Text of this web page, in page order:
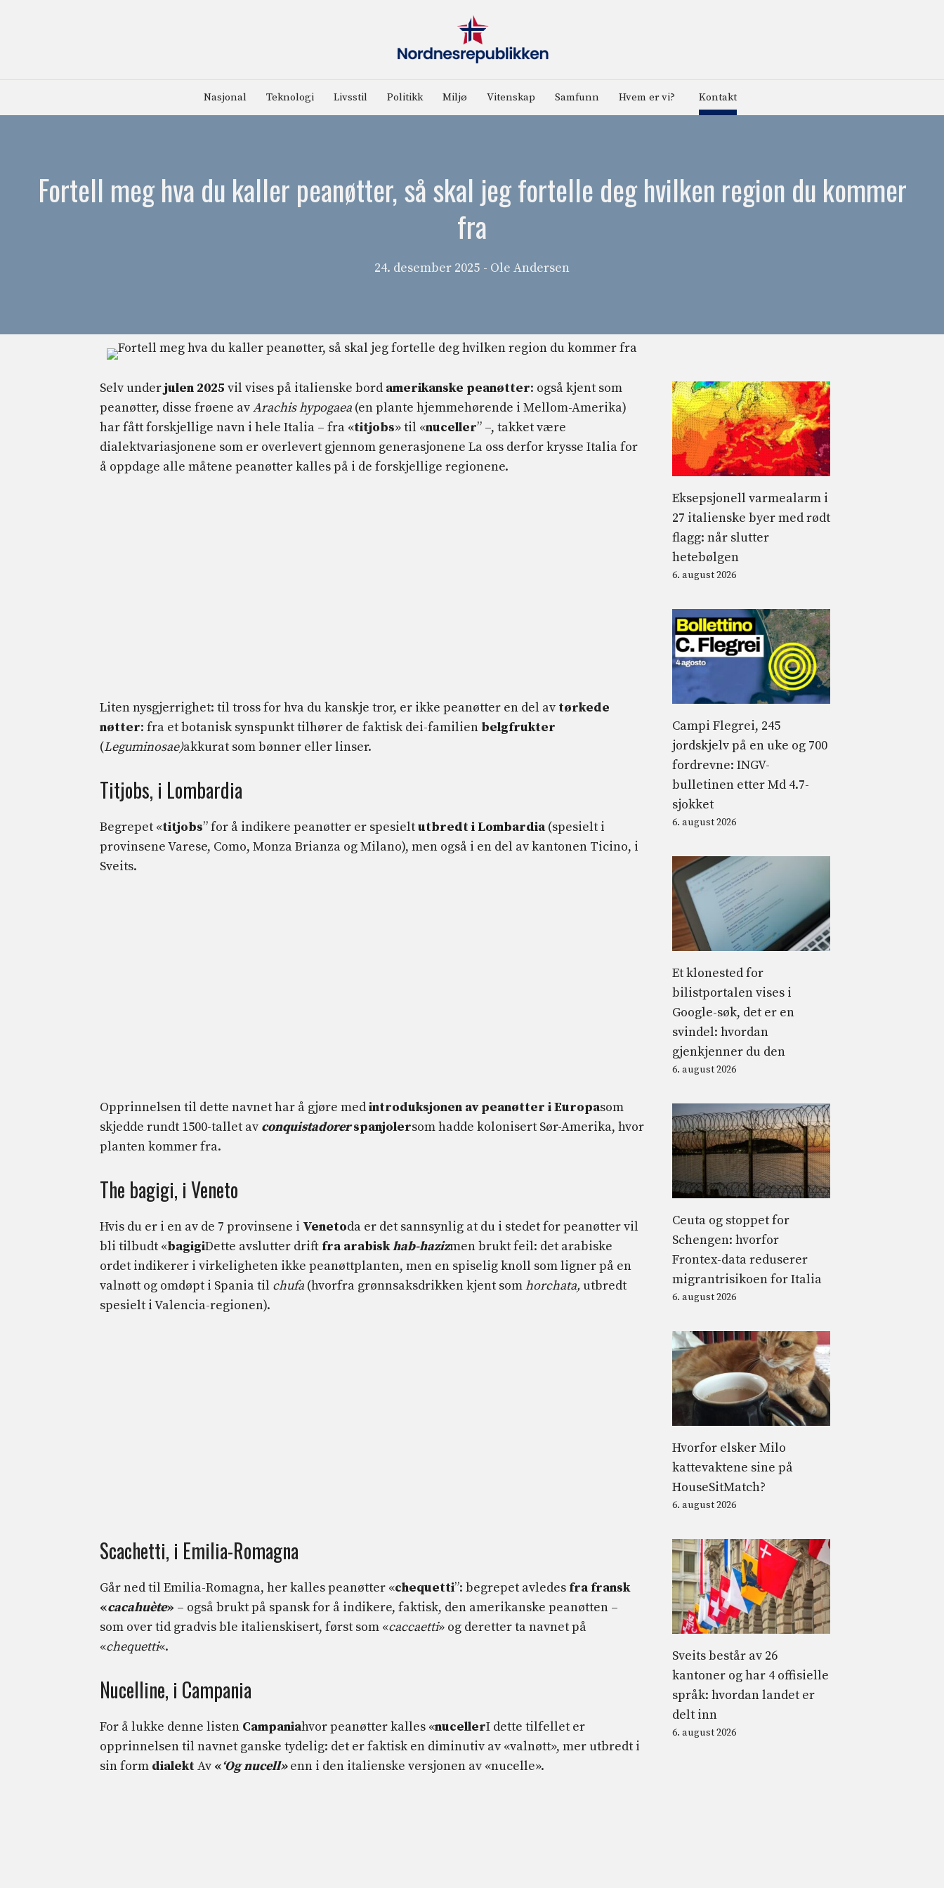
Nasjonal Teknologi Livsstil Politikk Miljø Vitenskap Samfunn Hvem er vi? Kontakt
Fortell meg hva du kaller peanøtter, så skal jeg fortelle deg hvilken region du kommer
fra
24. desember 2025 - Ole Andersen
Selv underjulen 2025 vil vises på italienske bord amerikanske peanøtter: også kjent som
peanøtter, disse frøene avArachis hypogaea (en plante hjemmehørende i Mellom-Amerika)
har fått forskjellige navn i hele Italia – fra «titjobs» til «nuceller” –, takket være
dialektvariasjonene som er overlevert gjennom generasjonene La oss derfor krysse Italia for
å oppdage alle måtene peanøtter kalles på i de forskjellige regionene.
Liten nysgjerrighet: til tross for hva du kanskje tror, ​​er ikke peanøtter en del av tørkede
nøtter: fra et botanisk synspunkt tilhører de faktisk dei-familien belgfrukter
(Leguminosae)akkurat som bønner eller linser.
Titjobs, i Lombardia
Begrepet «titjobs” for å indikere peanøtter er spesieltutbredt i Lombardia (spesielt i
provinsene Varese, Como, Monza Brianza og Milano), men også i en del av kantonen Ticino, i
Sveits.
Opprinnelsen til dette navnet har å gjøre medintroduksjonen av peanøtter i Europasom
skjedde rundt 1500-tallet av conquistadorerspanjolersom hadde kolonisert Sør-Amerika, hvor
planten kommer fra.
The bagigi, i Veneto
Hvis du er i en av de 7 provinsene i Venetoda er det sannsynlig at du i stedet for peanøtter vil
bli tilbudt «bagigiDette avslutter drift fra arabiskhab-hazizmen brukt feil: det arabiske
ordet indikerer i virkeligheten ikke peanøttplanten, men en spiselig knoll som ligner på en
valnøtt og omdøpt i Spania til chufa (hvorfra grønnsaksdrikken kjent somhorchata, utbredt
spesielt i Valencia-regionen).
Scachetti, i Emilia-Romagna
Går ned til Emilia-Romagna, her kalles peanøtter «chequetti”: begrepet avledes fra fransk
«cacahuète» – også brukt på spansk for å indikere, faktisk, den amerikanske peanøtten –
som over tid gradvis ble italienskisert, først som «caccaetti» og deretter ta navnet på
«chequetti«.
Nucelline, i Campania
For å lukke denne listen Campaniahvor peanøtter kalles «nucellerI dette tilfellet er
opprinnelsen til navnet ganske tydelig: det er faktisk en diminutiv av «valnøtt», mer utbredt i
sin form dialektAv «‘Ognucell»enn i den italienske versjonen av «nucelle».
Eksepsjonell varmealarm i
27 italienske byer med rødt
flagg: når slutter
hetebølgen
6. august 2026
Campi Flegrei, 245
jordskjelv på en uke og 700
fordrevne: INGV-
bulletinen etter Md 4.7-
sjokket
6. august 2026
Et klonested for
bilistportalen vises i
Google-søk, det er en
svindel: hvordan
gjenkjenner du den
6. august 2026
Ceuta og stoppet for
Schengen: hvorfor
Frontex-data reduserer
migrantrisikoen for Italia
6. august 2026
Hvorfor elsker Milo
kattevaktene sine på
HouseSitMatch?
6. august 2026
Sveits består av 26
kantoner og har 4 offisielle
språk: hvordan landet er
delt inn
6. august 2026